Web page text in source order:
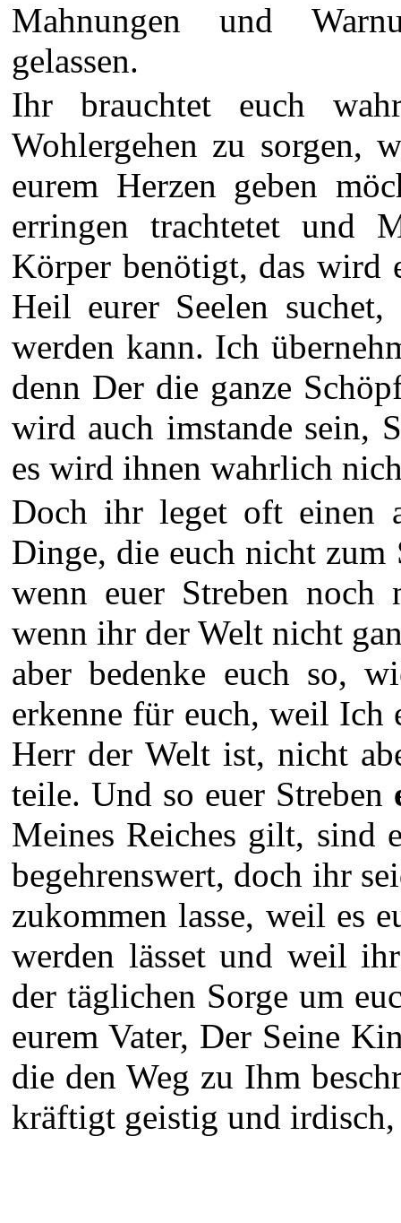
Mahnungen und
gelassen.
Ihr brauchtet euch
Wohlergehen zu sorgen,
eurem Herzen geben
erringen trachtetet und
Körper benötigt, das wird
Heil eurer Seelen
werden kann. Ich
denn Der die ganze
wird auch imstande sein,
es wird ihnen wahrlich
Doch ihr leget oft einen
Dinge, die euch nicht zum
wenn euer Streben
wenn ihr der Welt nicht
aber bedenke euch so,
erkenne für euch, weil Ich
Herr der Welt ist, nicht
teile. Und so euer Streben
Meines Reiches gilt, sind
begehrenswert, doch ihr
zukommen lasse, weil es
werden lässet und weil
der täglichen Sorge um
eurem Vater, Der Seine
die den Weg zu Ihm
kräftigt geistig und irdisch,